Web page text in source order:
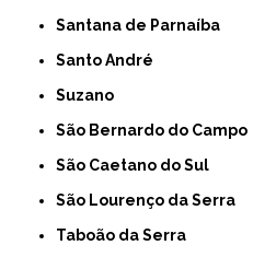
Santana de Parnaíba
Santo André
Suzano
São Bernardo do Campo
São Caetano do Sul
São Lourenço da Serra
Taboão da Serra